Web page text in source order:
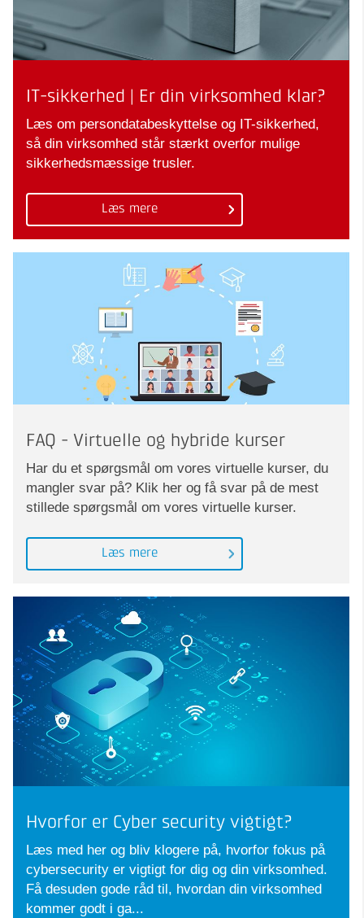
IT-sikkerhed | Er din virksomhed klar?
Læs om persondatabeskyttelse og IT-sikkerhed,
så din virksomhed står stærkt overfor mulige
sikkerhedsmæssige trusler.
Læs mere
FAQ - Virtuelle og hybride kurser
Har du et spørgsmål om vores virtuelle kurser, du
mangler svar på? Klik her og få svar på de mest
stillede spørgsmål om vores virtuelle kurser.
Læs mere
Hvorfor er Cyber security vigtigt?
Læs med her og bliv klogere på, hvorfor fokus på
cybersecurity er vigtigt for dig og din virksomhed.
Få desuden gode råd til, hvordan din virksomhed
kommer godt i ga...